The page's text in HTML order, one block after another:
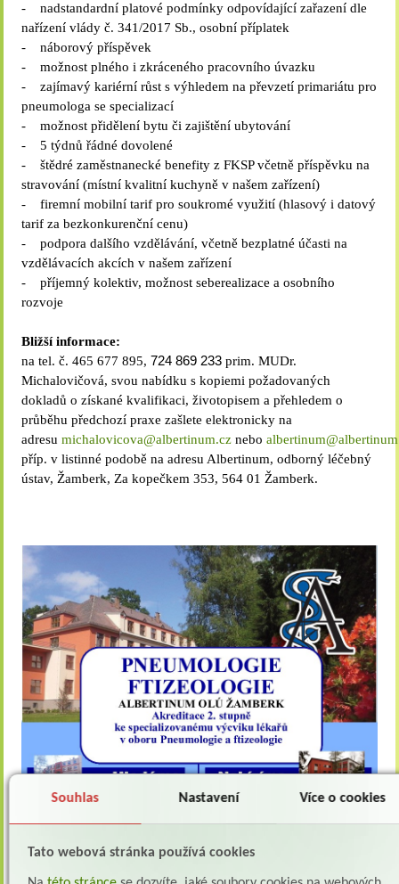
- nadstandardní platové podmínky odpovídající zařazení dle
nařízení vlády č. 341/2017 Sb., osobní příplatek
- náborový příspěvek
- možnost plného i zkráceného pracovního úvazku
- zajímavý kariérní růst s výhledem na převzetí primariátu pro
pneumologa se specializací
- možnost přidělení bytu či zajištění ubytování
- 5 týdnů řádné dovolené
- štědré zaměstnanecké benefity z FKSP včetně příspěvku na
stravování (místní kvalitní kuchyně v našem zařízení)
- firemní mobilní tarif pro soukromé využití (hlasový i datový
tarif za bezkonkurenční cenu)
- podpora dalšího vzdělávání, včetně bezplatné účasti na
vzdělávacích akcích v našem zařízení
- příjemný kolektiv, možnost seberealizace a osobního
rozvoje
Bližší informace:
na tel. č. 465 677 895,724 869 233 prim. MUDr.
Michalovičová, svou nabídku s kopiemi požadovaných
dokladů o získané kvalifikaci, životopisem a přehledem o
průběhu předchozí praxe zašlete elektronicky na
adresumichalovicova@albertinum.cz nebo
příp. v listinné podobě na adresu Albertinum, odborný léčebný
ústav, Žamberk, Za kopečkem 353, 564 01 Žamberk.
Souhlas Nastavení Více o cookies
Tato webová stránka používá cookies